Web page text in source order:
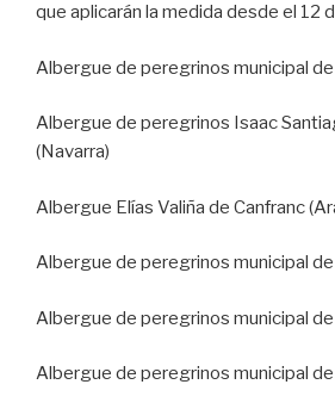
que aplicarán la medida desde el 12
Albergue de peregrinos municipal
Albergue de peregrinos Isaac
(Navarra)
Albergue Elías Valiña de Canfranc
Albergue de peregrinos municipal
Albergue de peregrinos municipal
Albergue de peregrinos municipal de